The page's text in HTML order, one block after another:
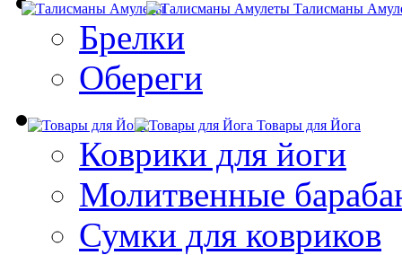
Талисманы
Брелки
Обереги
Товары для Йога
Коврики для йоги
Молитвенные
Сумки для ковриков